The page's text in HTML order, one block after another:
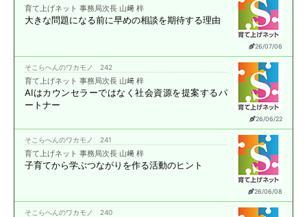
26/07/06
育て上げネット 事務局次長 山﨑 梓
大きな問題になる前に早めの相談を期待する理由
26/06/22
そこらへんのワカモノ 242
育て上げネット 事務局次長 山﨑 梓
AIはカウンセラーではなく社会資源を提案するパ
ートナー
26/06/08
そこらへんのワカモノ 241
育て上げネット 事務局次長 山﨑 梓
子育てから学ぶつながりを作る活動のヒント
そこらへんのワカモノ 240